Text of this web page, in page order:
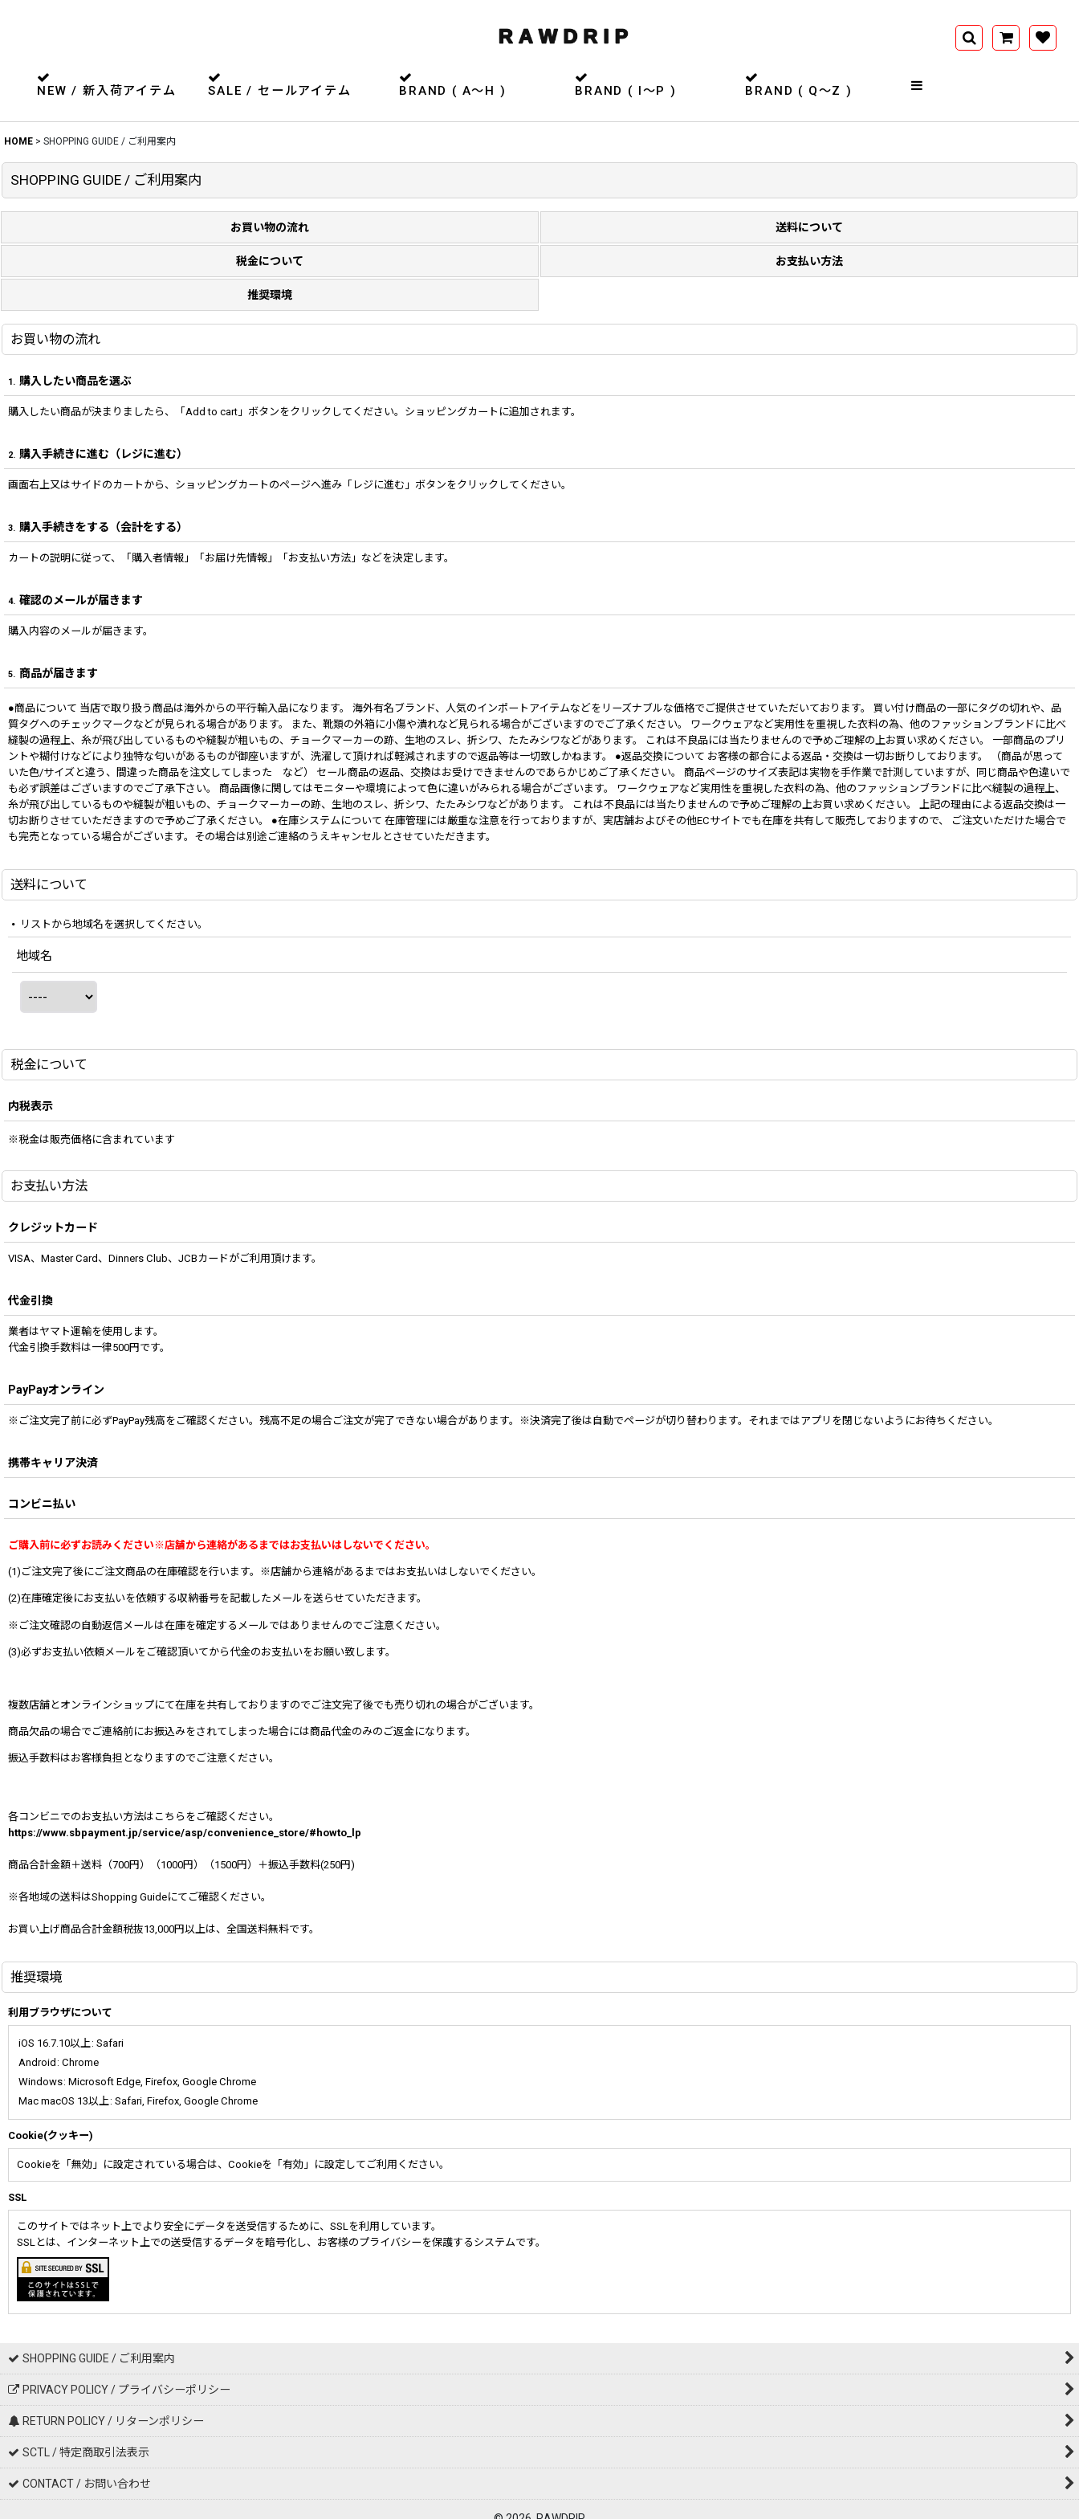
NEW / 新入荷アイテム SALE / セールアイテム BRAND ( A〜H ) BRAND ( I〜P ) BRAND ( Q〜Z )
HOME > SHOPPING GUIDE / ご利用案内
SHOPPING GUIDE / ご利用案内
お買い物の流れ 送料について
税金について お支払い方法
推奨環境
お買い物の流れ
1. 購入したい商品を選ぶ
購入したい商品が決まりましたら、「Add to cart」ボタンをクリックしてください。ショッピングカートに追加されます。
2. 購入手続きに進む（レジに進む）
画面右上又はサイドのカートから、ショッピングカートのページへ進み「レジに進む」ボタンをクリックしてください。
3. 購入手続きをする（会計をする）
カートの説明に従って、「購入者情報」「お届け先情報」「お支払い方法」などを決定します。
4. 確認のメールが届きます
購入内容のメールが届きます。
5. 商品が届きます
●商品について 当店で取り扱う商品は海外からの平行輸入品になります。 海外有名ブランド、人気のインポートアイテムなどをリーズナブルな価格でご提供させていただいております。 買い付け商品の一部にタグの切れや、品
質タグへのチェックマークなどが見られる場合があります。 また、靴類の外箱に小傷や潰れなど見られる場合がございますのでご了承ください。 ワークウェアなど実用性を重視した衣料の為、他のファッションブランドに比べ
縫製の過程上、糸が飛び出しているものや縫製が粗いもの、チョークマーカーの跡、生地のスレ、折シワ、たたみシワなどがあります。 これは不良品には当たりませんので予めご理解の上お買い求めください。 一部商品のプリ
ントや糊付けなどにより独特な匂いがあるものが御座いますが、洗濯して頂ければ軽減されますので返品等は一切致しかねます。 ●返品交換について お客様の都合による返品・交換は一切お断りしております。 （商品が思って
いた色/サイズと違う、間違った商品を注文してしまった など） セール商品の返品、交換はお受けできませんのであらかじめご了承ください。 商品ページのサイズ表記は実物を手作業で計測していますが、同じ商品や色違いで
も必ず誤差はございますのでご了承下さい。 商品画像に関してはモニターや環境によって色に違いがみられる場合がございます。 ワークウェアなど実用性を重視した衣料の為、他のファッションブランドに比べ縫製の過程上、
糸が飛び出しているものや縫製が粗いもの、チョークマーカーの跡、生地のスレ、折シワ、たたみシワなどがあります。 これは不良品には当たりませんので予めご理解の上お買い求めください。 上記の理由による返品交換は一
切お断りさせていただきますので予めご了承ください。 ●在庫システムについて 在庫管理には厳重な注意を行っておりますが、実店舗およびその他ECサイトでも在庫を共有して販売しておりますので、 ご注文いただけた場合で
も完売となっている場合がございます。その場合は別途ご連絡のうえキャンセルとさせていただきます。
送料について
リストから地域名を選択してください。
地域名
税金について
内税表示
※税金は販売価格に含まれています
お支払い方法
クレジットカード
VISA、Master Card、Dinners Club、JCBカードがご利用頂けます。
代金引換
業者はヤマト運輸を使用します。
代金引換手数料は一律500円です。
PayPayオンライン
※ご注文完了前に必ずPayPay残高をご確認ください。残高不足の場合ご注文が完了できない場合があります。※決済完了後は自動でページが切り替わります。それまではアプリを閉じないようにお待ちください。
携帯キャリア決済
コンビニ払い
ご購入前に必ずお読みください※店舗から連絡があるまではお支払いはしないでください。
(1)ご注文完了後にご注文商品の在庫確認を行います。※店舗から連絡があるまではお支払いはしないでください。
(2)在庫確定後にお支払いを依頼する収納番号を記載したメールを送らせていただきます。
※ご注文確認の自動返信メールは在庫を確定するメールではありませんのでご注意ください。
(3)必ずお支払い依頼メールをご確認頂いてから代金のお支払いをお願い致します。
複数店舗とオンラインショップにて在庫を共有しておりますのでご注文完了後でも売り切れの場合がございます。
商品欠品の場合でご連絡前にお振込みをされてしまった場合には商品代金のみのご返金になります。
振込手数料はお客様負担となりますのでご注意ください。
各コンビニでのお支払い方法はこちらをご確認ください。
https://www.sbpayment.jp/service/asp/convenience_store/#howto_lp
商品合計金額＋送料（700円）（1000円）（1500円）＋振込手数料(250円)
※各地域の送料はShopping Guideにてご確認ください。
お買い上げ商品合計金額税抜13,000円以上は、全国送料無料です。
推奨環境
利用ブラウザについて
iOS 16.7.10以上 : Safari
Android : Chrome
Windows: Microsoft Edge Firefox Google Chrome
Mac macOS 13以上 : Safari Firefox Google Chrome
Cookie(クッキー)
Cookieを「無効」に設定されている場合は、Cookieを「有効」に設定してご利用ください。
SSL
このサイトではネット上でより安全にデータを送受信するために、SSLを利用しています。
SSLとは、インターネット上での送受信するデータを暗号化し、お客様のプライバシーを保護するシステムです。
SHOPPING GUIDE / ご利用案内
PRIVACY POLICY / プライバシーポリシー
RETURN POLICY / リターンポリシー
SCTL / 特定商取引法表示
CONTACT / お問い合わせ